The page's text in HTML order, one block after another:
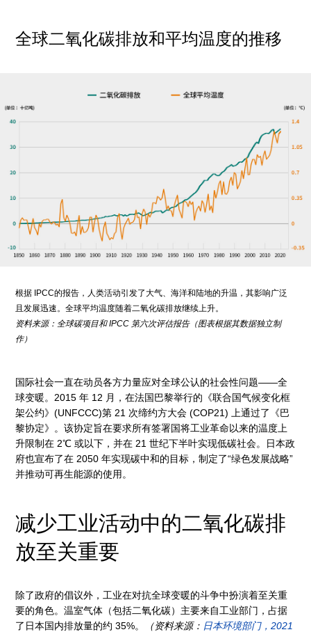
全球二氧化碳排放和平均温度的推移
根据 IPCC的报告，人类活动引发了大气、海洋和陆地的升温，其影响广泛
且发展迅速。全球平均温度随着二氧化碳排放继续上升。
资料来源：全球碳项目和 IPCC 第六次评估报告（图表根据其数据独立制
作）
国际社会一直在动员各方力量应对全球公认的社会性问题——全
球变暖。2015 年 12 月，在法国巴黎举行的《联合国气候变化框
架公约》(UNFCCC)第 21 次缔约方大会 (COP21) 上通过了《巴
黎协定》。该协定旨在要求所有签署国将工业革命以来的温度上
升限制在 2℃ 或以下，并在 21 世纪下半叶实现低碳社会。日本政
府也宣布了在 2050 年实现碳中和的目标，制定了“绿色发展战略”
并推动可再生能源的使用。
减少工业活动中的二氧化碳排
放至关重要
除了政府的倡议外，工业在对抗全球变暖的斗争中扮演着至关重
要的角色。温室气体（包括二氧化碳）主要来自工业部门，占据
了日本国内排放量的约 35%。
（资料来源： 日本环境部门，2021